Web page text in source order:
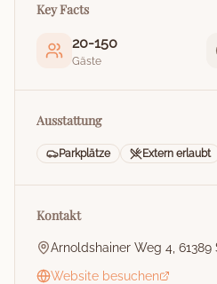
Key Facts
20-150
Gäste
Ausstattung
Parkplätze Extern erlaubt
Kontakt
Arnoldshainer Weg 4,
Website besuchen